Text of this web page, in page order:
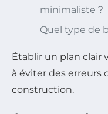
minimaliste ?
Quel type de
Établir un plan clair
à éviter des erreurs
construction.